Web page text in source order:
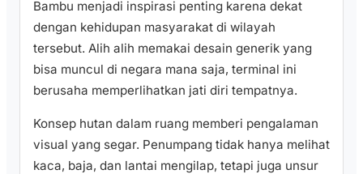
Bambu menjadi inspirasi penting karena dekat
dengan kehidupan masyarakat di wilayah
tersebut. Alih alih memakai desain generik yang
bisa muncul di negara mana saja, terminal ini
berusaha memperlihatkan jati diri tempatnya.
Konsep hutan dalam ruang memberi pengalaman
visual yang segar. Penumpang tidak hanya melihat
kaca, baja, dan lantai mengilap, tetapi juga unsur